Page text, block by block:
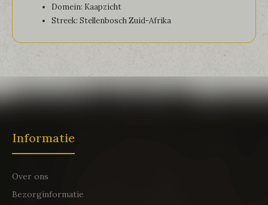
Domein: Kaapzicht
Streek: Stellenbosch Zuid-Afrika
Informatie
Over ons
Bezorginformatie